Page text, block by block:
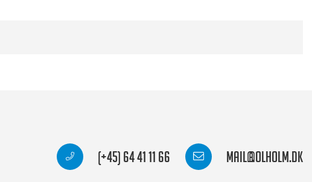
(+45) 64 41 11 66 mail@olholm.dk